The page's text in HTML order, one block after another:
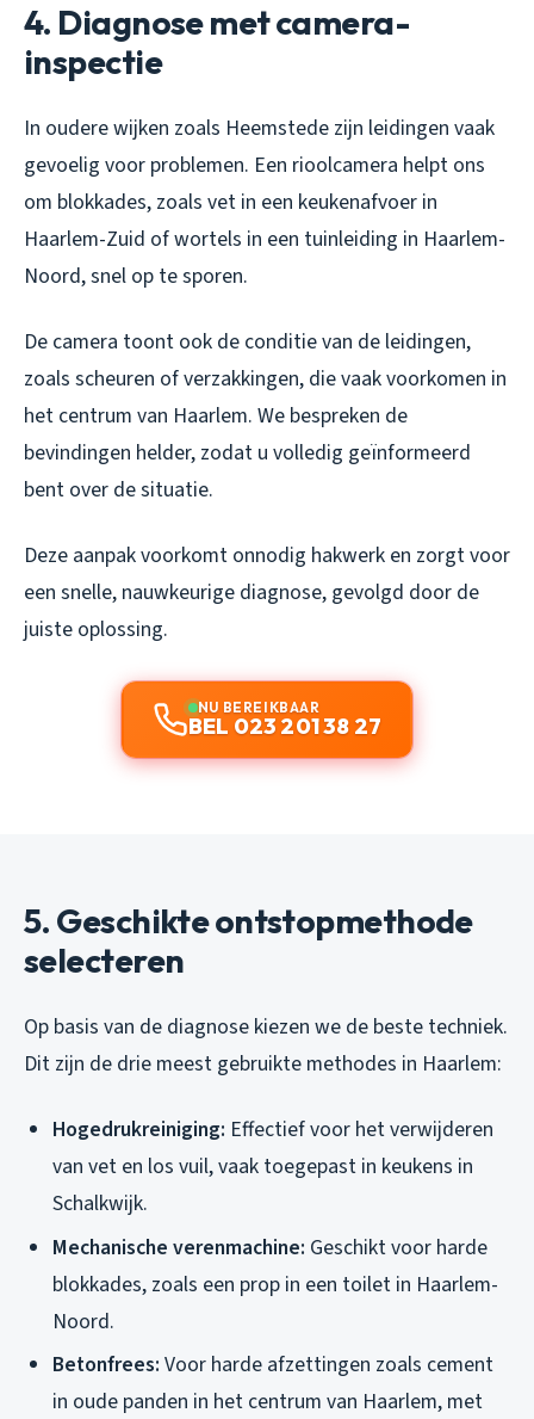
4. Diagnose met camera-
inspectie
In oudere wijken zoals Heemstede zijn leidingen vaak
gevoelig voor problemen. Een rioolcamera helpt ons
om blokkades, zoals vet in een keukenafvoer in
Haarlem-Zuid of wortels in een tuinleiding in Haarlem-
Noord, snel op te sporen.
De camera toont ook de conditie van de leidingen,
zoals scheuren of verzakkingen, die vaak voorkomen in
het centrum van Haarlem. We bespreken de
bevindingen helder, zodat u volledig geïnformeerd
bent over de situatie.
Deze aanpak voorkomt onnodig hakwerk en zorgt voor
een snelle, nauwkeurige diagnose, gevolgd door de
juiste oplossing.
NU BEREIKBAAR
BEL 023 201 38 27
5. Geschikte ontstopmethode
selecteren
Op basis van de diagnose kiezen we de beste techniek.
Dit zijn de drie meest gebruikte methodes in Haarlem:
Hogedrukreiniging: Effectief voor het verwijderen
van vet en los vuil, vaak toegepast in keukens in
Schalkwijk.
Mechanische verenmachine: Geschikt voor harde
blokkades, zoals een prop in een toilet in Haarlem-
Noord.
Betonfrees: Voor harde afzettingen zoals cement
in oude panden in het centrum van Haarlem, met